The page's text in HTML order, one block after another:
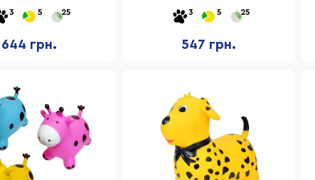
3 5 25
644 грн.
3 5 25
547 грн.